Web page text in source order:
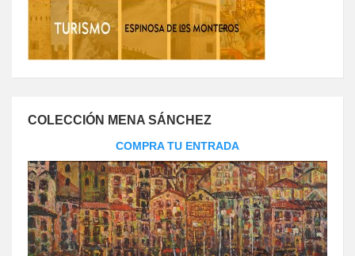
COLECCIÓN MENA SÁNCHEZ
COMPRA TU ENTRADA